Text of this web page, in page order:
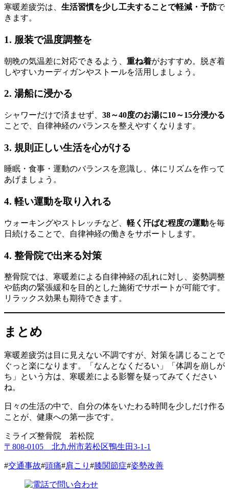
寒暖差疲労は、 生活習慣を少し工夫することで軽減・予防で
きます。
1. 服装で温度調整を
朝晩の気温差に対応できるよう、 重ね着がおすすめ。脱ぎ着
しやすいカーディガンやストールを活用しましょう。
2. 湯船に浸かる
シャワーだけで済ませず、 38～40度のお湯に10～15分浸かる
ことで、自律神経のバランスを整えやすくなります。
3. 規則正しい生活を心がける
睡眠・食事・運動のバランスを意識し、体にリズムを作って
あげましょう。
4. 軽い運動を取り入れる
ウォーキングやストレッチなど、 軽く汗ばむ程度の運動を毎
日続けることで、自律神経の働きをサポートします。
4. 整骨院で出来る対策
整骨院では、寒暖差による自律神経の乱れに対し、姿勢調整
や筋肉の緊張緩和を目的とした施術でサポートが可能です。
リラックス効果も期待できます。
まとめ
寒暖差疲労は目に見えない不調ですが、対策を講じることで
ぐっと楽になります。「なんとなくだるい」「体調を崩しが
ち」という方は、寒暖差による影響を疑ってみてください
ね。
日々の生活の中で、自分の体をいたわる時間を少しだけ作る
ことが、健康への第一歩です。
ミライズ整骨院 若松院
〒808-0105 北九州市若松区鴨生田3-1-1
#交通事故#頭痛#肩こり #膝関節症#姿勢改善